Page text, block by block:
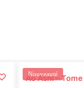
Nouveauté
Ao Ashi –